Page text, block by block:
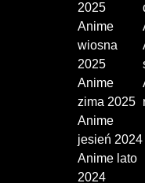
2025
Anime
wiosna
2025
Anime
zima 2025
Anime
jesień 2024
Anime lato
2024